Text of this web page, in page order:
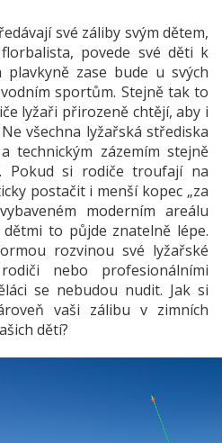
své záliby svým dětem,
povede své děti k
zase bude u svých
sportům. Stejně tak to
lyžaři přirozeně chtějí, aby i
všechna lyžařská střediska
technickým zázemím stejně
Pokud si rodiče troufají na
postačit i menší kopec „za
moderním areálu
to půjde znatelně lépe.
rozvinou své lyžařské
nebo profesionálními
se nebudou nudit. Jak si
vaši zálibu v zimních
dětí?